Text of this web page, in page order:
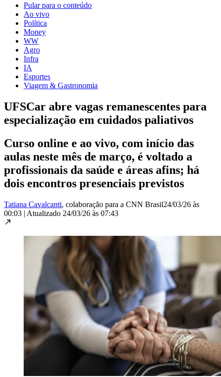
Pular para o conteúdo
Ao vivo
Política
Money
WW
Agro
Infra
IA
Esportes
Viagem & Gastronomia
UFSCar abre vagas remanescentes para
especialização em cuidados paliativos
Curso online e ao vivo, com início das
aulas neste mês de março, é voltado a
profissionais da saúde e áreas afins; há
dois encontros presenciais previstos
Tatiana Cavalcanti, colaboração para a CNN Brasil24/03/26 às
00:03 | Atualizado 24/03/26 às 07:43